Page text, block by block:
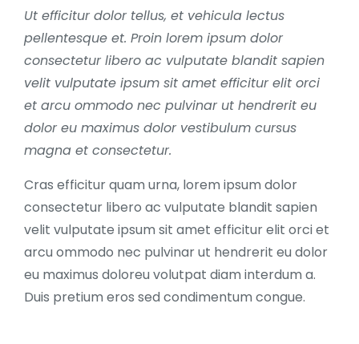
Ut efficitur dolor tellus, et vehicula lectus
pellentesque et. Proin lorem ipsum dolor
consectetur libero ac vulputate blandit sapien
velit vulputate ipsum sit amet efficitur elit orci
et arcu ommodo nec pulvinar ut hendrerit eu
dolor eu maximus dolor vestibulum cursus
magna et consectetur.
Cras efficitur quam urna, lorem ipsum dolor
consectetur libero ac vulputate blandit sapien
velit vulputate ipsum sit amet efficitur elit orci et
arcu ommodo nec pulvinar ut hendrerit eu dolor
eu maximus doloreu volutpat diam interdum a.
Duis pretium eros sed condimentum congue.